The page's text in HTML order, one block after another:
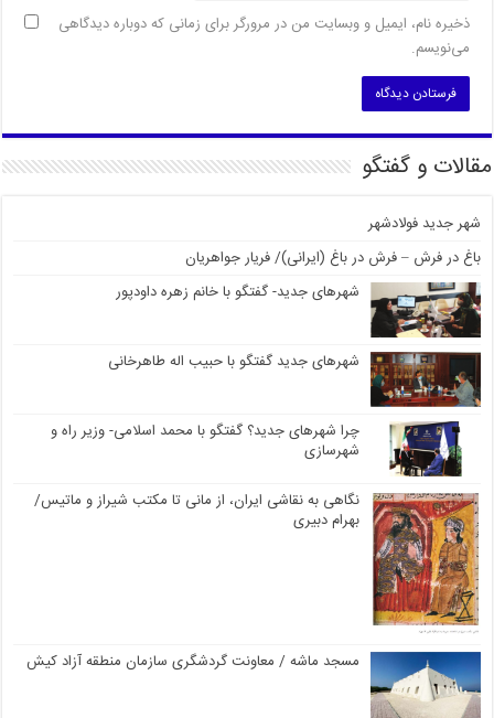
ذخیره نام، ایمیل و وبسایت من در مرورگر برای زمانی که دوباره دیدگاهی
می‌نویسم.
مقالات و گفتگو
شهر جدید فولادشهر
باغ در فرش – فرش در باغ (ایرانی)/ فریار جواهریان
شهرهای جدید- گفتگو با خانم زهره داودپور
شهرهای جدید گفتگو با حبیب اله طاهرخانی
چرا شهرهای جدید؟ گفتگو با محمد اسلامی- وزیر راه و
شهرسازی
نگاهی به نقاشی ایران، از مانی تا مکتب شیراز و ماتیس/
بهرام دبیری
مسجد ماشه / معاونت گردشگری سازمان منطقه آزاد کیش